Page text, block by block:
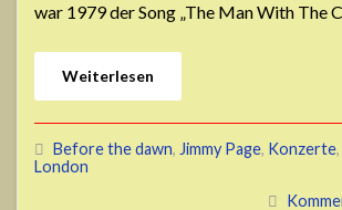
war 1979 der Song „The Man With The
Weiterlesen
Before the dawn, Jimmy Page, Konzerte,
London